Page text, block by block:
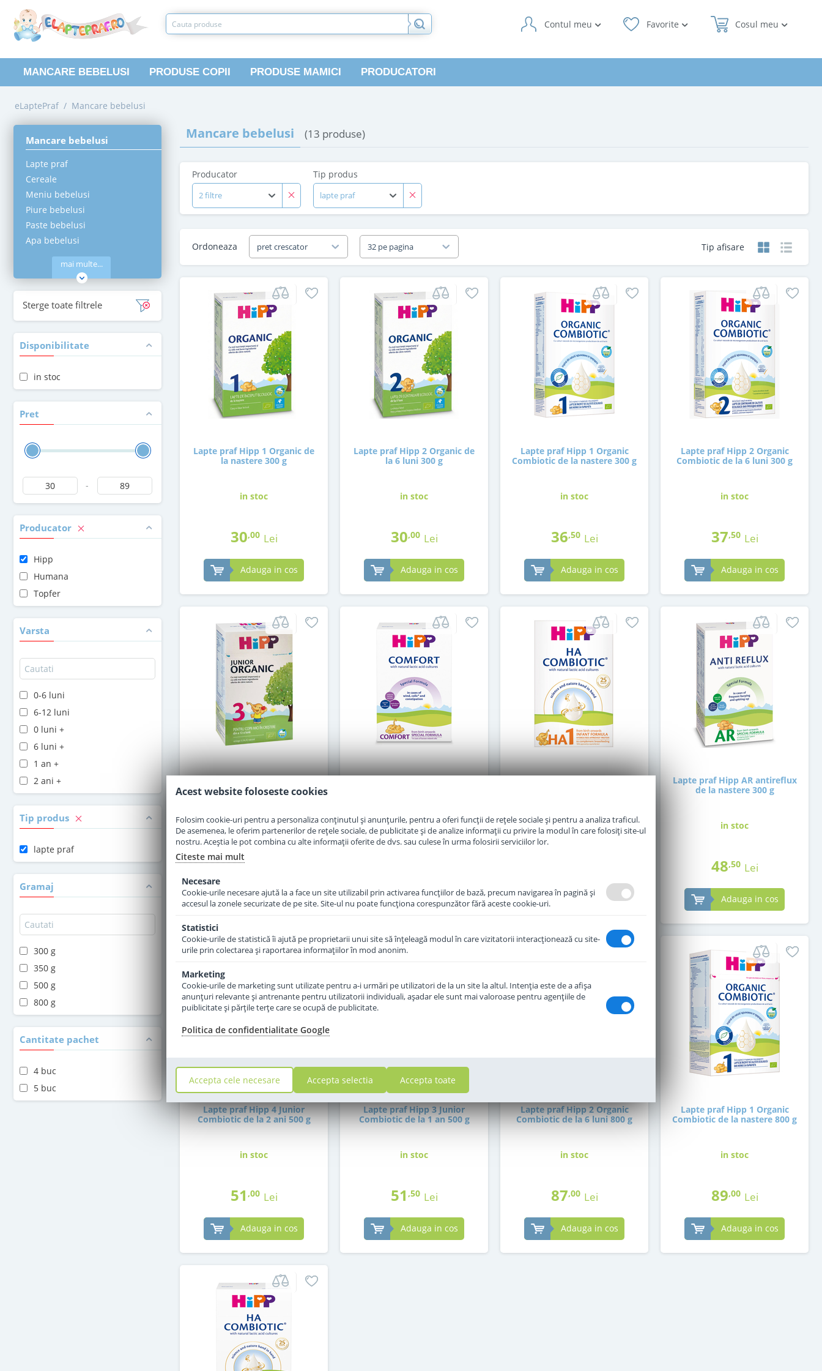
Cosul meu
Favorite
Contul meu
MANCARE BEBELUSI PRODUSE COPII PRODUSE MAMICI PRODUCATORI
eLaptePraf / Mancare bebelusi
Mancare bebelusi
Lapte praf
Cereale
Meniu bebelusi
Piure bebelusi
Paste bebelusi
Apa bebelusi
mai multe...
Sterge toate filtrele
Disponibilitate
in stoc
Pret
-
Producator
Hipp
Humana
Topfer
Varsta
0-6 luni
6-12 luni
0 luni +
6 luni +
1 an +
2 ani +
Tip produs
lapte praf
Gramaj
300 g
350 g
500 g
800 g
Cantitate pachet
4 buc
5 buc
Mancare bebelusi (13 produse)
Producator
2 filtre
Tip produs
lapte praf
Tip afisare
Ordoneaza pret crescator 32 pe pagina
Lapte praf Hipp 1 Organic de
la nastere 300 g
in stoc
30,00 Lei
Adauga in cos
Lapte praf Hipp 2 Organic de
la 6 luni 300 g
in stoc
30,00 Lei
Adauga in cos
Lapte praf Hipp 1 Organic
Combiotic de la nastere 300 g
in stoc
36,50 Lei
Adauga in cos
Lapte praf Hipp 2 Organic
Combiotic de la 6 luni 300 g
in stoc
37,50 Lei
Adauga in cos
Organic de la 1 an 500 g
in stoc
47
Adauga in cos
in stoc
Adauga in cos
in stoc
Adauga in cos
Lapte praf Hipp AR antireflux
de la nastere 300 g
in stoc
48,50 Lei
Adauga in cos
Lapte praf Hipp 4 Junior
Combiotic de la 2 ani 500 g
in stoc
51 ,00 Lei
Adauga in cos
Lapte praf Hipp 3 Junior
Combiotic de la 1 an 500 g
in stoc
51 ,50 Lei
Adauga in cos
Lapte praf Hipp 2 Organic
Combiotic de la 6 luni 800 g
in stoc
87,00 Lei
Adauga in cos
Lapte praf Hipp 1 Organic
Combiotic de la nastere 800 g
in stoc
89,00 Lei
Adauga in cos
Acest website foloseste cookies
Folosim cookie-uri pentru a personaliza conținutul și anunțurile, pentru a oferi funcții de rețele sociale și pentru a analiza traficul.
De asemenea, le oferim partenerilor de rețele sociale, de publicitate și de analize informații cu privire la modul în care folosiți site-ul
nostru. Aceștia le pot combina cu alte informații oferite de dvs. sau culese în urma folosirii serviciilor lor.
Citeste mai mult
Necesare
Cookie-urile necesare ajută la a face un site utilizabil prin activarea funcţiilor de bază, precum navigarea în pagină şi
accesul la zonele securizate de pe site. Site-ul nu poate funcţiona corespunzător fără aceste cookie-uri.
Statistici
Cookie-urile de statistică îi ajută pe proprietarii unui site să înţeleagă modul în care vizitatorii interacţionează cu site-
urile prin colectarea şi raportarea informaţiilor în mod anonim.
Marketing
Cookie-urile de marketing sunt utilizate pentru a-i urmări pe utilizatori de la un site la altul. Intenţia este de a afişa
anunţuri relevante şi antrenante pentru utilizatorii individuali, aşadar ele sunt mai valoroase pentru agenţiile de
puiblicitate şi părţile terţe care se ocupă de publicitate.
Politica de confidentialitate Google
Accepta cele necesare Accepta selectia Accepta toate